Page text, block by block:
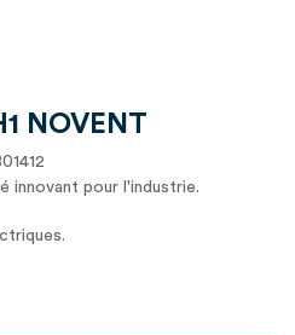
NOVENT
innovant pour l'industrie.